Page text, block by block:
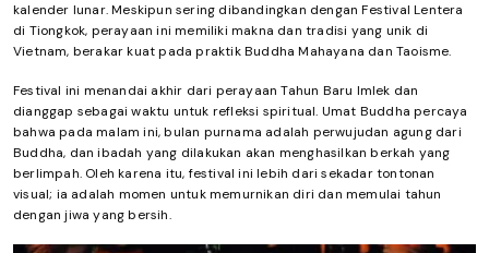
kalender lunar. Meskipun sering dibandingkan dengan Festival Lentera
di Tiongkok, perayaan ini memiliki makna dan tradisi yang unik di
Vietnam, berakar kuat pada praktik Buddha Mahayana dan Taoisme.
Festival ini menandai akhir dari perayaan Tahun Baru Imlek dan
dianggap sebagai waktu untuk refleksi spiritual. Umat Buddha percaya
bahwa pada malam ini, bulan purnama adalah perwujudan agung dari
Buddha, dan ibadah yang dilakukan akan menghasilkan berkah yang
berlimpah. Oleh karena itu, festival ini lebih dari sekadar tontonan
visual; ia adalah momen untuk memurnikan diri dan memulai tahun
dengan jiwa yang bersih.